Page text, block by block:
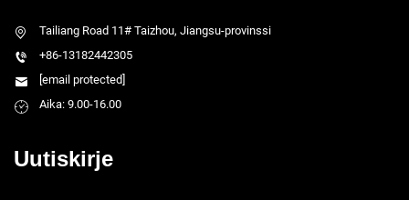
Tailiang Road 11# Taizhou, Jiangsu-provinssi
+86-13182442305
[email protected]
Aika: 9.00-16.00
Uutiskirje